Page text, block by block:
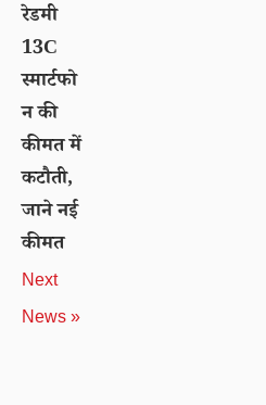
रेडमी
13C
स्मार्टफो
न की
कीमत में
कटौती,
जाने नई
कीमत
Next
News »